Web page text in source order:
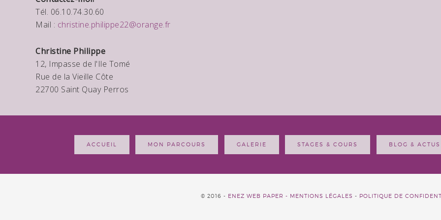
Tél. 06.10.74.30.60
Mail : christine.philippe22@orange.fr
Christine Philippe
12, Impasse de l'Ile Tomé
Rue de la Vieille Côte
22700 Saint Quay Perros
ACCUEIL MON PARCOURS GALERIE STAGES & COURS BLOG & ACTUS
© 2016 - ENEZ WEB PAPER - MENTIONS LÉGALES - POLITIQUE DE